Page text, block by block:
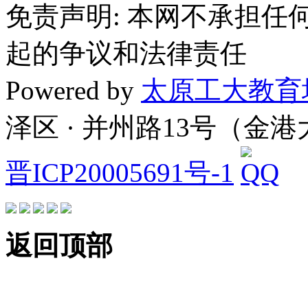
免责声明: 本网不承担任
起的争议和法律责任
Powered by 太原工大教
泽区 · 并州路13号（金
晋ICP20005691号-1
返回顶部